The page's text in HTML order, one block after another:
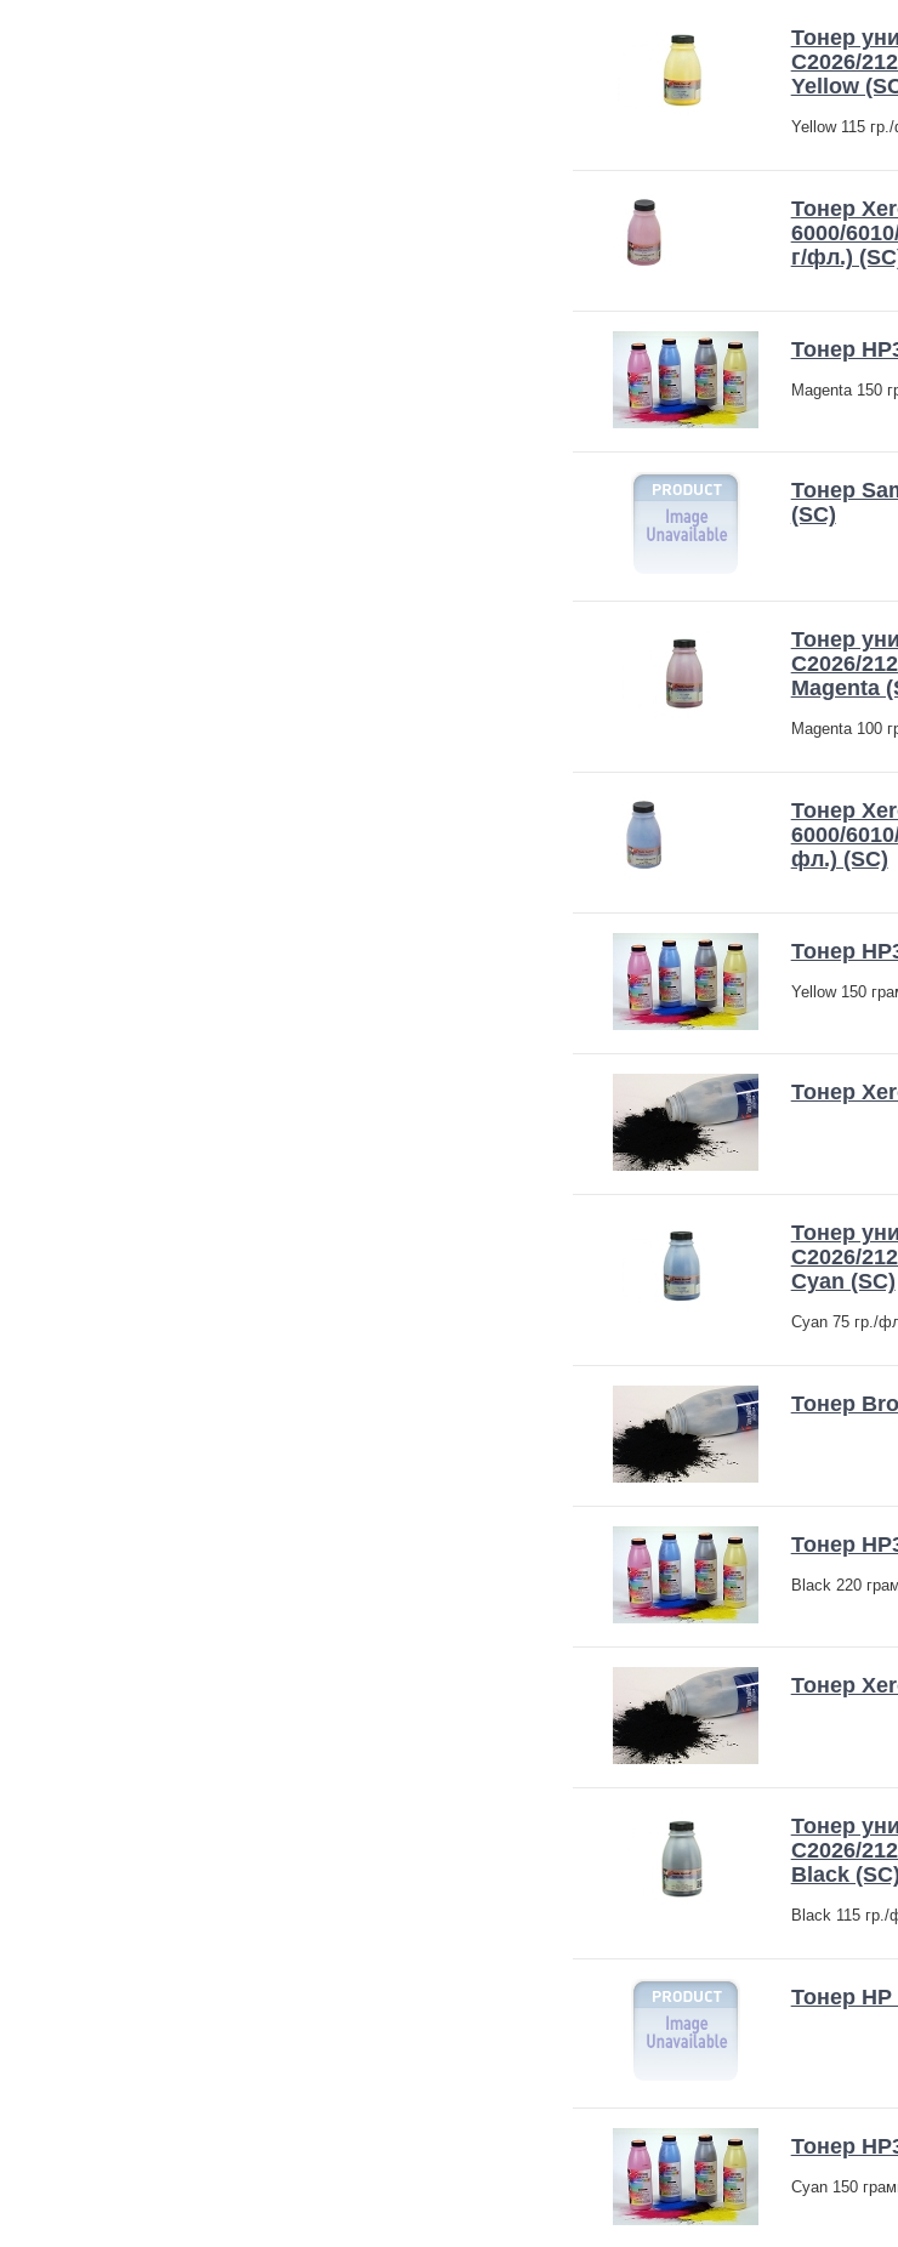
Тонер
C2026/
Yellow
Yellow 115
Тонер
6000/
г/фл.)
Тонер
Magenta 150
Тонер
(SC)
Тонер
C2026/
Magenta
Magenta 100
Тонер
6000/
фл.) (SC)
Тонер
Yellow 150
Тонер
Тонер
C2026/
Cyan (SC)
Cyan 75 гр./
Тонер
Тонер
Black 220
Тонер
Тонер
C2026/
Black (SC)
Black 115 гр./
Тонер HP
Тонер
Cyan 150